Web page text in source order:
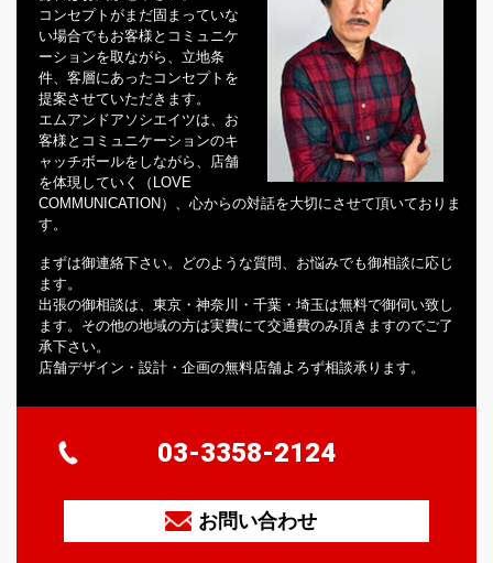
コンセプトがまだ固まっていな
い場合でもお客様とコミュニケ
ーションを取ながら、立地条
件、客層にあったコンセプトを
提案させていただきます。
エムアンドアソシエイツは、お
客様とコミュニケーションのキ
ャッチボールをしながら、店舗
を体現していく（LOVE
COMMUNICATION）、心からの対話を大切にさせて頂いておりま
す。
まずは御連絡下さい。どのような質問、お悩みでも御相談に応じ
ます。
出張の御相談は、東京・神奈川・千葉・埼玉は無料で御伺い致し
ます。その他の地域の方は実費にて交通費のみ頂きますのでご了
承下さい。
店舗デザイン・設計・企画の無料店舗よろず相談承ります。
03-3358-2124
お問い合わせ